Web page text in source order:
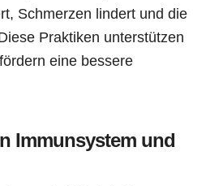
Schmerzen lindert und die
Praktiken unterstützen
eine bessere
Immunsystem und